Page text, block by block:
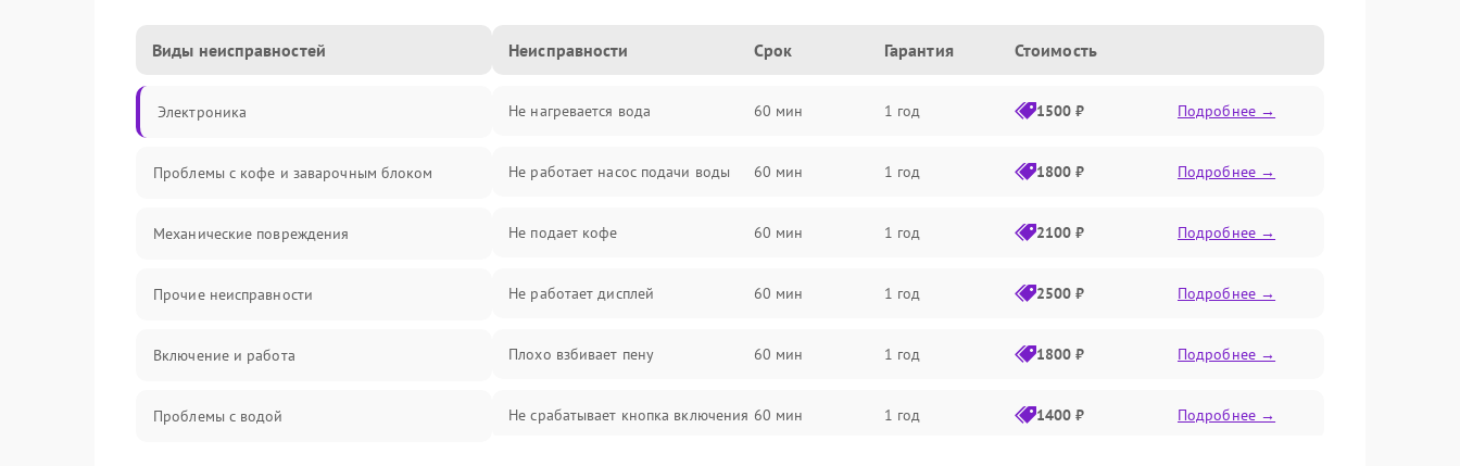
Виды неисправностей
Электроника
Проблемы с кофе и заварочным блоком
Механические повреждения
Прочие неисправности
Включение и работа
Проблемы с водой
Неисправности Срок Гарантия Стоимость
Не нагревается вода 60 мин 1 год 1500 ₽ Подробнее →
Не работает насос подачи воды 60 мин 1 год 1800 ₽ Подробнее →
Не подает кофе 60 мин 1 год 2100 ₽ Подробнее →
Не работает дисплей 60 мин 1 год 2500 ₽ Подробнее →
Плохо взбивает пену 60 мин 1 год 1800 ₽ Подробнее →
Не срабатывает кнопка включения 60 мин 1 год 1400 ₽ Подробнее →